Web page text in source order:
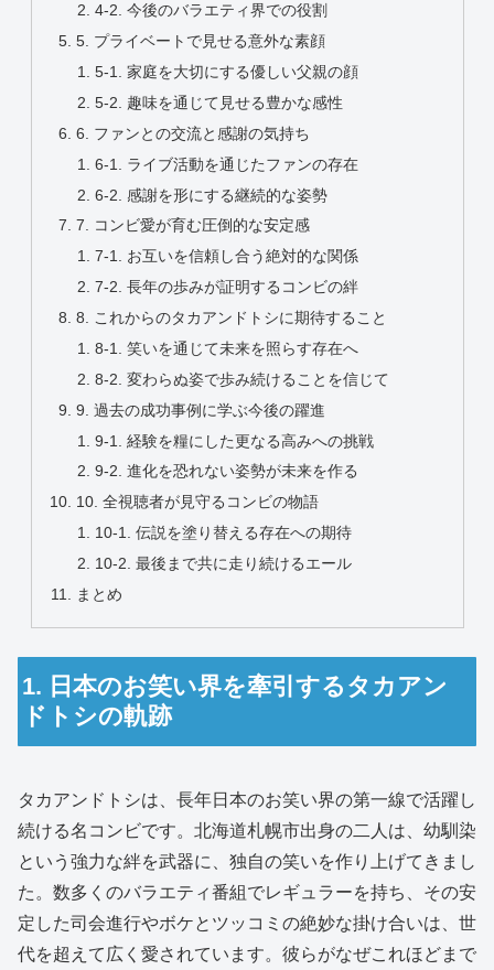
4-2. 今後のバラエティ界での役割
5. プライベートで見せる意外な素顔
5-1. 家庭を大切にする優しい父親の顔
5-2. 趣味を通じて見せる豊かな感性
6. ファンとの交流と感謝の気持ち
6-1. ライブ活動を通じたファンの存在
6-2. 感謝を形にする継続的な姿勢
7. コンビ愛が育む圧倒的な安定感
7-1. お互いを信頼し合う絶対的な関係
7-2. 長年の歩みが証明するコンビの絆
8. これからのタカアンドトシに期待すること
8-1. 笑いを通じて未来を照らす存在へ
8-2. 変わらぬ姿で歩み続けることを信じて
9. 過去の成功事例に学ぶ今後の躍進
9-1. 経験を糧にした更なる高みへの挑戦
9-2. 進化を恐れない姿勢が未来を作る
10. 全視聴者が見守るコンビの物語
10-1. 伝説を塗り替える存在への期待
10-2. 最後まで共に走り続けるエール
まとめ
1. 日本のお笑い界を牽引するタカアン
ドトシの軌跡
タカアンドトシは、長年日本のお笑い界の第一線で活躍し
続ける名コンビです。北海道札幌市出身の二人は、幼馴染
という強力な絆を武器に、独自の笑いを作り上げてきまし
た。数多くのバラエティ番組でレギュラーを持ち、その安
定した司会進行やボケとツッコミの絶妙な掛け合いは、世
代を超えて広く愛されています。彼らがなぜこれほどまで